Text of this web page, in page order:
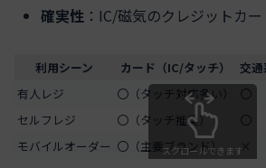
確実性 ：IC/磁気のクレジットカ
利用シーン カード（IC/タッチ） 交通
有人レジ
〇（タッチ対応多い） 〇
セルフレジ
〇（タッチ推奨） 〇
モバイルオーダー 〇（主要ブランド） ×
スクロールできます